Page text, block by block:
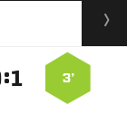
3’
: